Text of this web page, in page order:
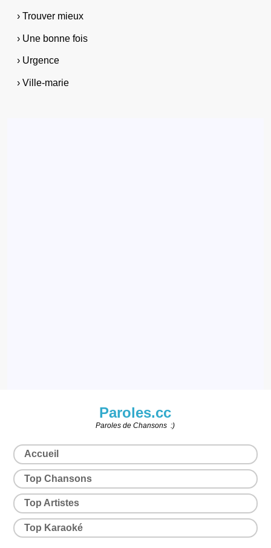
› Trouver mieux
› Une bonne fois
› Urgence
› Ville-marie
Paroles.cc
Paroles de Chansons :)
Accueil
Top Chansons
Top Artistes
Top Karaoké